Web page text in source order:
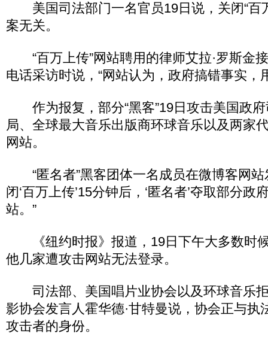
美国司法部门一名官员19日说，关闭“百
案无关。
“百万上传”网站聘用的律师艾拉·罗斯金
电话采访时说，“网站认为，政府搞错事实，
作为报复，部分“黑客”19日攻击美国政府
局、全球最大音乐出版商环球音乐以及两家
网站。
“匿名者”黑客团体一名成员在微博客网站
闭‘百万上传’15分钟后，‘匿名者’夺取部分政
站。”
《纽约时报》报道，19日下午大多数时
他几家遭攻击网站无法登录。
司法部、美国唱片业协会以及环球音乐
影协会发言人霍华德·甘特曼说，协会正与执
攻击者的身份。